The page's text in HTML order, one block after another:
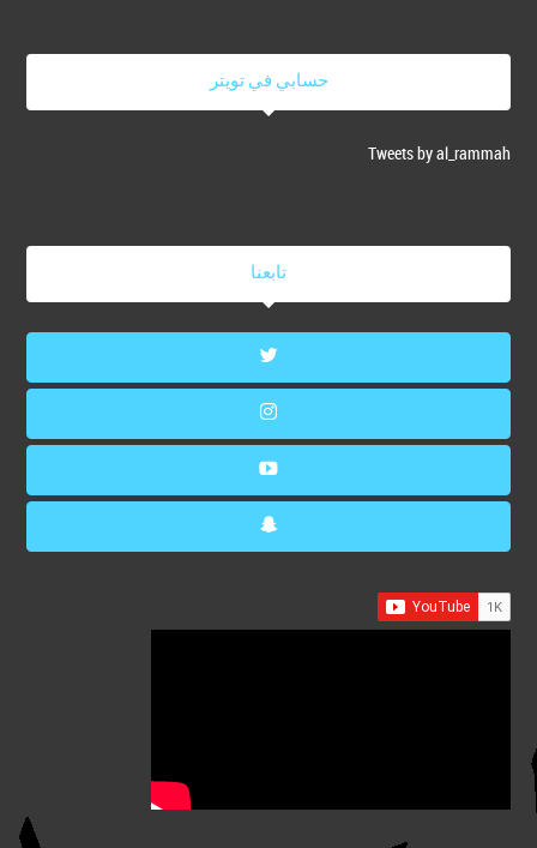
حسابي في تويتر
Tweets by al_rammah
تابعنا